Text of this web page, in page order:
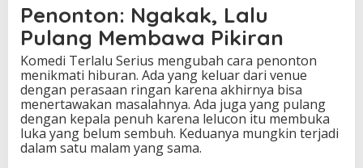
Penonton: Ngakak, Lalu
Pulang Membawa Pikiran
Komedi Terlalu Serius mengubah cara penonton
menikmati hiburan. Ada yang keluar dari venue
dengan perasaan ringan karena akhirnya bisa
menertawakan masalahnya. Ada juga yang pulang
dengan kepala penuh karena lelucon itu membuka
luka yang belum sembuh. Keduanya mungkin terjadi
dalam satu malam yang sama.